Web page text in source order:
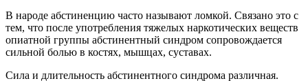
В народе абстиненцию часто называют ломкой. Связано это с
тем, что после употребления тяжелых наркотических веществ
опиатной группы абстинентный синдром сопровождается
сильной болью в костях, мышцах, суставах.
Сила и длительность абстинентного синдрома различная.